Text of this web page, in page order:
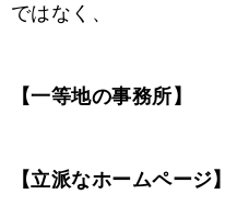
ではなく、
【一等地の事務所】
【立派なホームページ】